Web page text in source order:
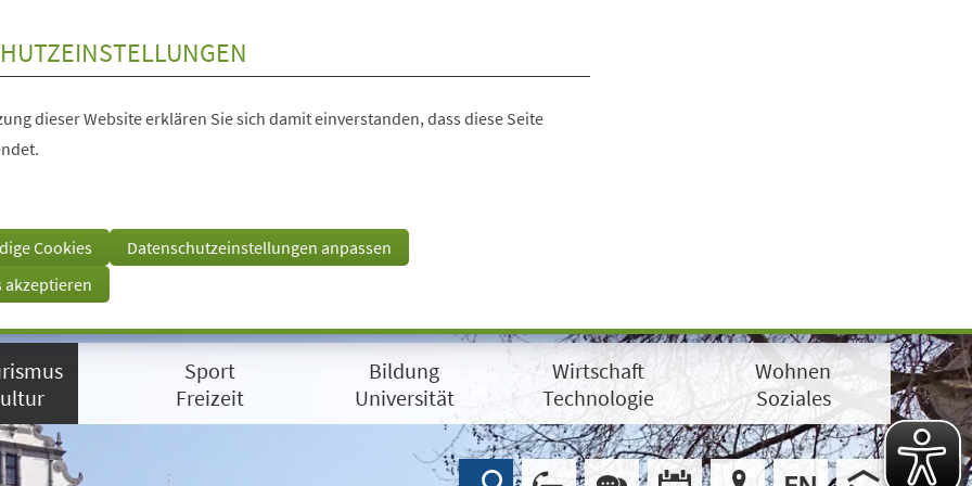
dieser Website erklären Sie sich damit einverstanden, dass diese Seite
Cookies
Datenschutzeinstellungen anpassen
akzeptieren
Sport
Freizeit
Bildung
Universität
Wirtschaft
Technologie
Wohnen
Soziales